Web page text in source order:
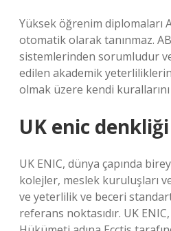
Yüksek öğrenim diplomaları
otomatik olarak tanınmaz.
sistemlerinden sorumludur
edilen akademik
olmak üzere kendi
UK enic
UK ENIC, dünya çapında
kolejler, meslek kuruluşları
ve yeterlilik ve beceri
referans noktasıdır. UK